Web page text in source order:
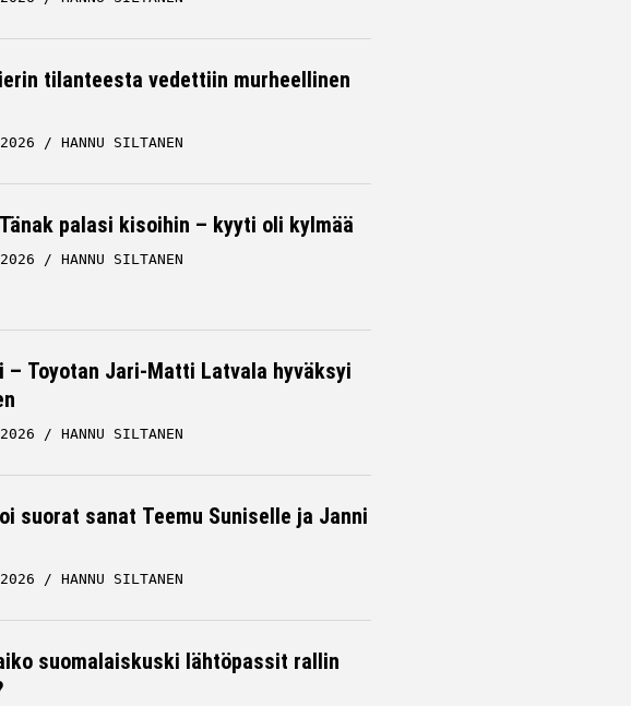
tilanteesta vedettiin murheellinen
HANNU SILTANEN
palasi kisoihin – kyyti oli kylmää
HANNU SILTANEN
– Toyotan Jari-Matti Latvala hyväksyi
HANNU SILTANEN
suorat sanat Teemu Suniselle ja Janni
HANNU SILTANEN
suomalaiskuski lähtöpassit rallin